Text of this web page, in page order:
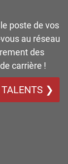
poste de vos
au réseau
des
carrière !
TALENTS ❯